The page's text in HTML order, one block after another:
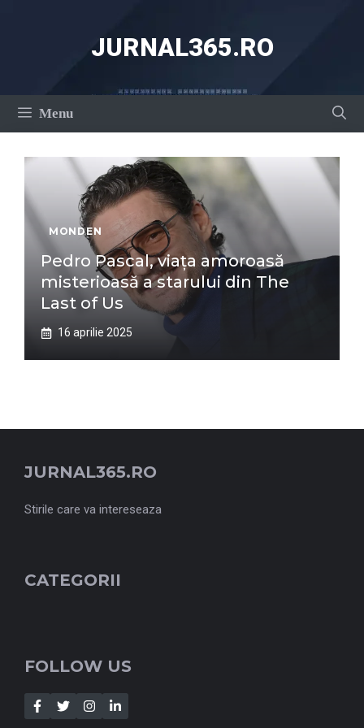
JURNAL365.RO
Menu
MONDEN
Pedro Pascal, viața amoroasă
misterioasă a starului din The
Last of Us
16 aprilie 2025
JURNAL365.RO
Stirile care va intereseaza
CATEGORII
FOLLOW US